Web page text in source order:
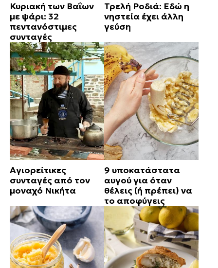
Κυριακή των Βαΐων
με ψάρι: 32
πεντανόστιμες
συνταγές
Τρελή Ροδιά: Εδώ η
νηστεία έχει άλλη
γεύση
Αγιορείτικες
συνταγές από τον
μοναχό Νικήτα
9 υποκατάστατα
αυγού για όταν
θέλεις (ή πρέπει) να
το αποφύγεις